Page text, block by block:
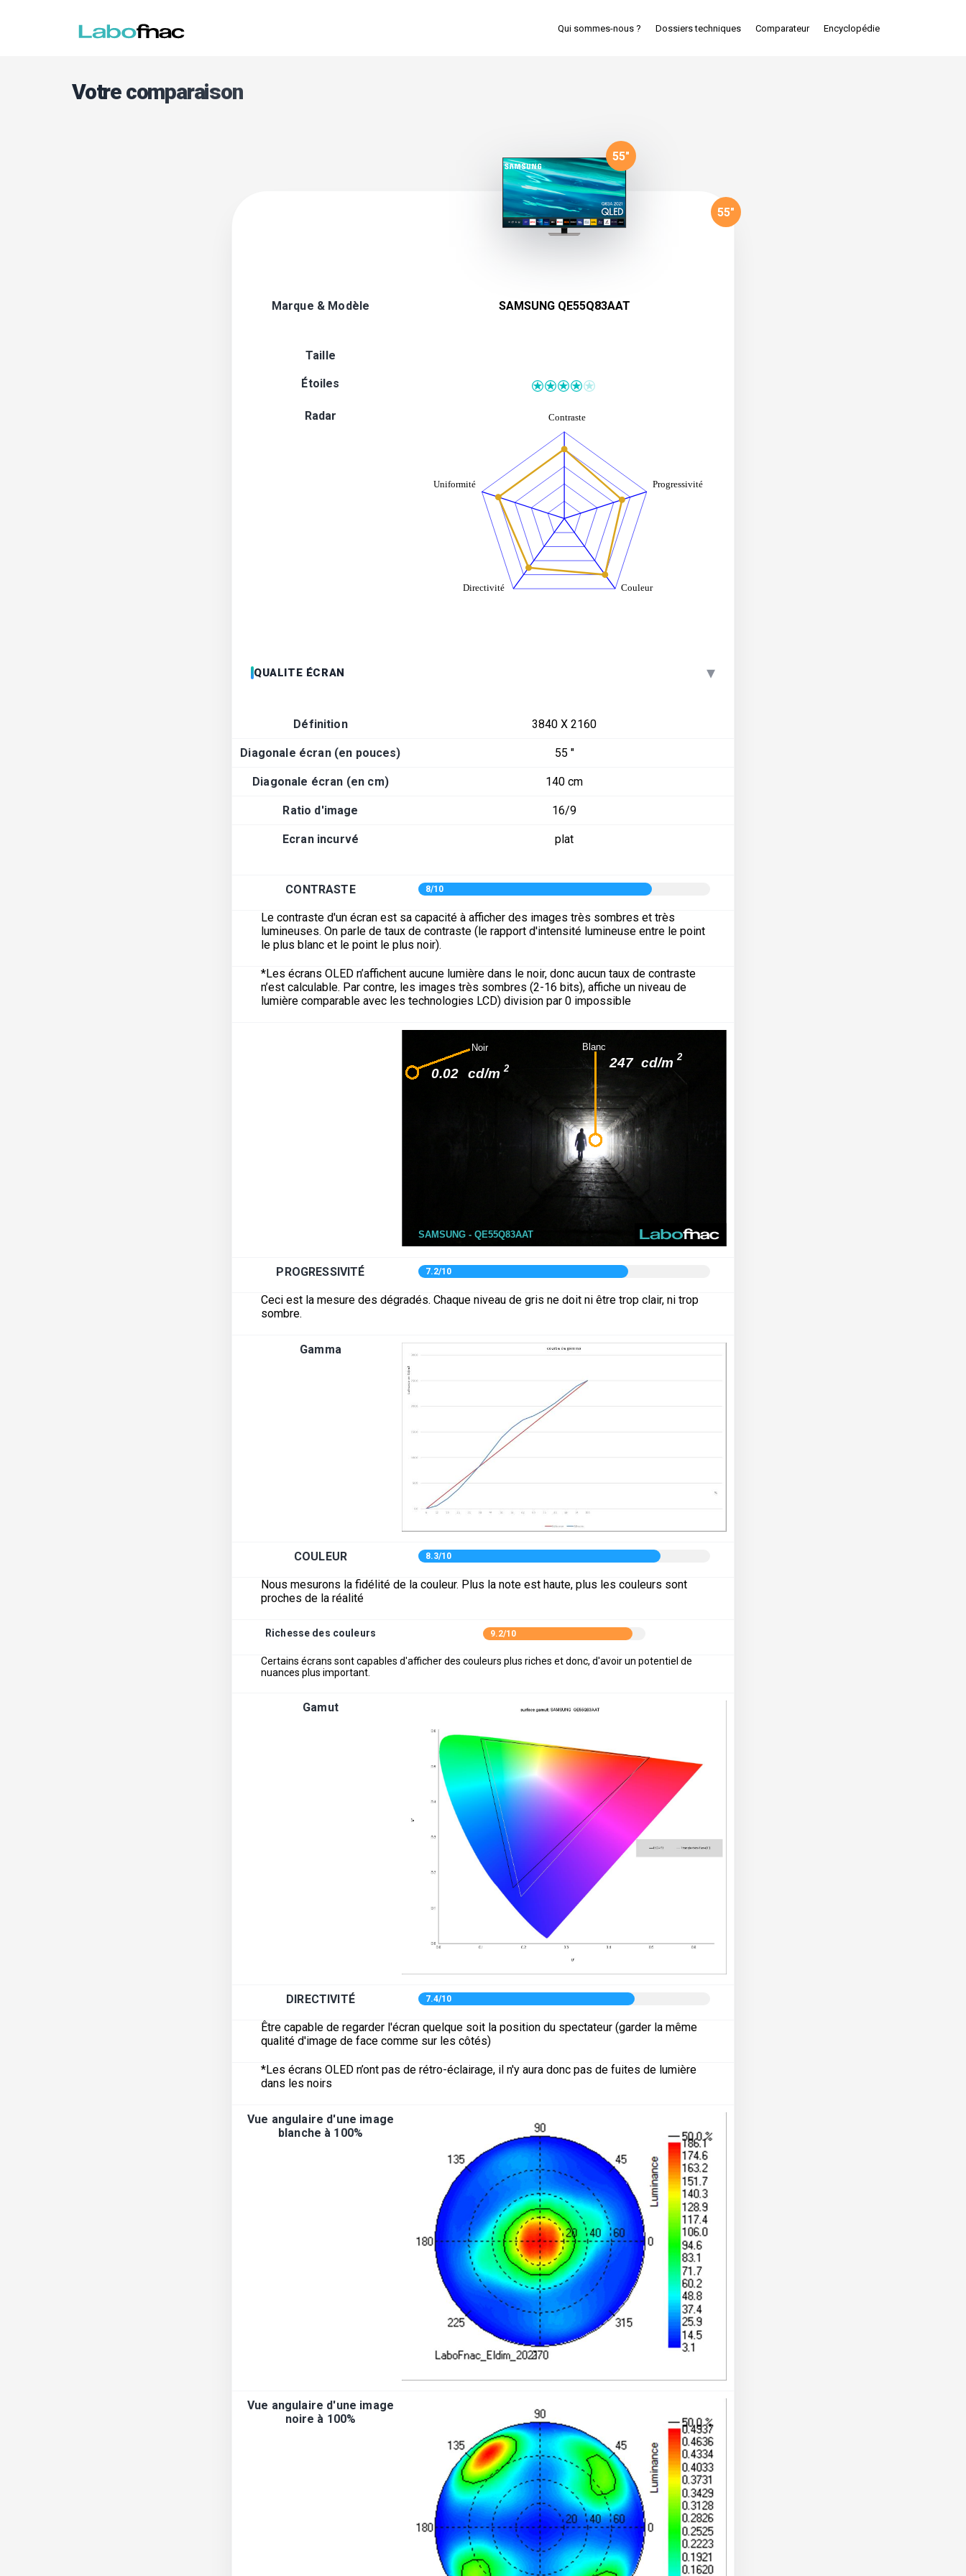
Qui sommes-nous ? Dossiers techniques Comparateur Encyclopédie
Votre comparaison
Marque & Modèle
55"
SAMSUNG QE55Q83AAT
Taille
55"
Étoiles
Radar
QUALITE ÉCRAN ▾
Définition 3840 X 2160
Diagonale écran (en pouces) 55 "
Diagonale écran (en cm) 140 cm
Ratio d'image 16/9
Ecran incurvé plat
CONTRASTE 8/10
Le contraste d'un écran est sa capacité à afficher des images très sombres et très
lumineuses. On parle de taux de contraste (le rapport d'intensité lumineuse entre le point
le plus blanc et le point le plus noir).
*Les écrans OLED n’affichent aucune lumière dans le noir, donc aucun taux de contraste
n’est calculable. Par contre, les images très sombres (2-16 bits), affiche un niveau de
lumière comparable avec les technologies LCD) division par 0 impossible
PROGRESSIVITÉ 7.2/10
Ceci est la mesure des dégradés. Chaque niveau de gris ne doit ni être trop clair, ni trop
sombre.
Gamma
COULEUR 8.3/10
Nous mesurons la fidélité de la couleur. Plus la note est haute, plus les couleurs sont
proches de la réalité
Richesse des couleurs 9.2/10
Certains écrans sont capables d'afficher des couleurs plus riches et donc, d'avoir un potentiel de
nuances plus important.
Gamut
DIRECTIVITÉ 7.4/10
Être capable de regarder l'écran quelque soit la position du spectateur (garder la même
qualité d'image de face comme sur les côtés)
*Les écrans OLED n’ont pas de rétro-éclairage, il n'y aura donc pas de fuites de lumière
dans les noirs
Vue angulaire d'une image
blanche à 100%
Vue angulaire d'une image
noire à 100%